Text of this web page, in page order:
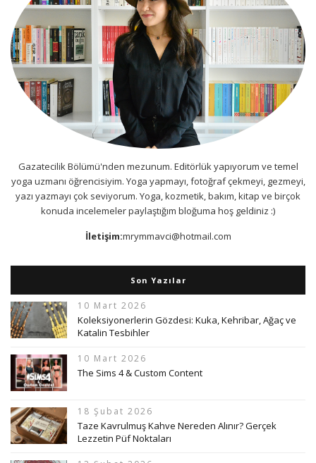
Gazatecilik Bölümü'nden mezunum. Editörlük yapıyorum ve temel
yoga uzmanı öğrencisiyim. Yoga yapmayı, fotoğraf çekmeyi, gezmeyi,
yazı yazmayı çok seviyorum. Yoga, kozmetik, bakım, kitap ve birçok
konuda incelemeler paylaştığım bloğuma hoş geldiniz :)
İletişim:mrymmavci@hotmail.com
Son Yazılar
10 Mart 2026
Koleksiyonerlerin Gözdesi: Kuka, Kehribar, Ağaç ve
Katalin Tesbihler
10 Mart 2026
The Sims 4 & Custom Content
18 Şubat 2026
Taze Kavrulmuş Kahve Nereden Alınır? Gerçek
Lezzetin Püf Noktaları